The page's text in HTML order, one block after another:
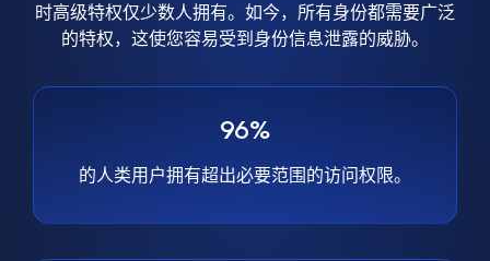
时高级特权仅少数人拥有。如今，所有身份都需要广泛
的特权，这使您容易受到身份信息泄露的威胁。
96%
的人类用户拥有超出必要范围的访问权限。